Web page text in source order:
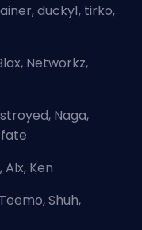
ducky1, tirko,
Networkz,
Naga,
fate
Alx, Ken
Shuh,